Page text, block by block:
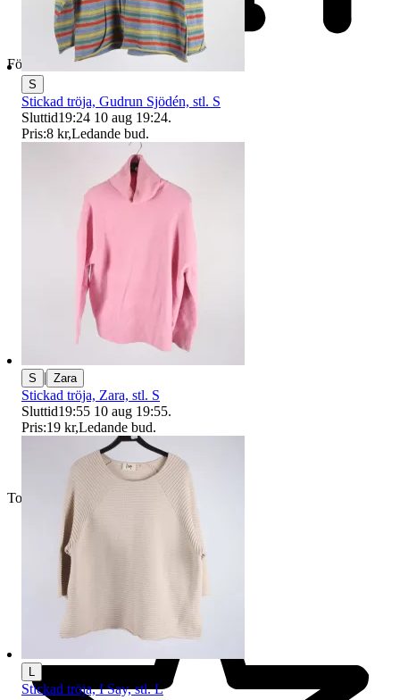
Företag
Toppsäljare
S
Stickad tröja, Gudrun Sjödén, stl. S
Sluttid19:24 10 aug 19:24.
Pris:8 kr,Ledande bud.
S | Zara
Stickad tröja, Zara, stl. S
Sluttid19:55 10 aug 19:55.
Pris:19 kr,Ledande bud.
Stickad tröja, I Say, stl. L